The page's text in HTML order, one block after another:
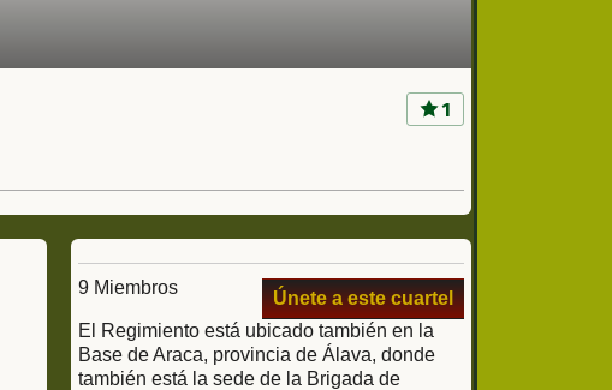
1
9 Miembros
Únete a este cuartel
El Regimiento está ubicado también en la
Base de Araca, provincia de Álava, donde
también está la sede de la Brigada de